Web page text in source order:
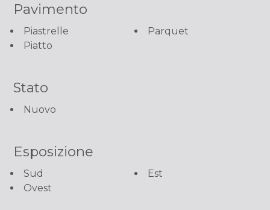
Pavimento
Piastrelle
Parquet
Piatto
Stato
Nuovo
Esposizione
Sud
Est
Ovest